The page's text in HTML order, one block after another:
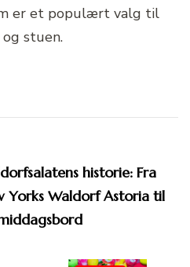
er et populært valg til
stuen.
historie: Fra
Yorks Waldorf Astoria til